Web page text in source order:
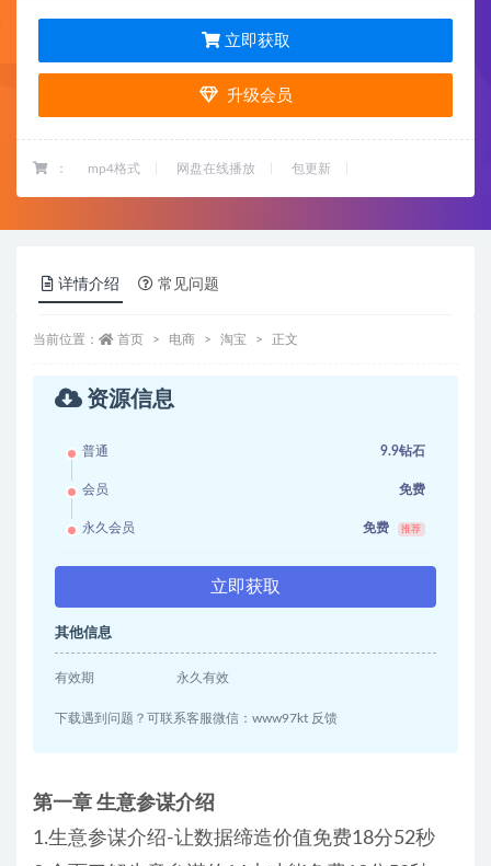
立即获取
升级会员
： mp4格式 网盘在线播放 包更新
详情介绍 常见问题
当前位置： 首页 电商 淘宝 正文
资源信息
普通 9.9钻石
会员 免费
永久会员 免费 推荐
立即获取
其他信息
有效期 永久有效
下载遇到问题？可联系客服微信：www97kt 反馈
第一章 生意参谋介绍
1.生意参谋介绍-让数据缔造价值免费18分52秒